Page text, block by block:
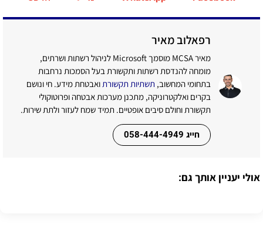
רפאלוב מאיר
מאיר MCSA מוסמך Microsoft לניהול רשתות ושרתים,
מומחה להנדסת רשתות ותקשורת בעל הסמכות נרחבות
בתחומי המחשוב, תשתיות תקשורת ואבטחת מידע. חי ונושם
בקרים ואלקטרוניקה, מתכנן מערכות אבטחה ופרוטוקולי
תקשורת וחולם סיבים אופטיים. תמיד שמח לעזור ולתת שירות.
חייג 058-444-4949
אולי יעניין אותך גם: